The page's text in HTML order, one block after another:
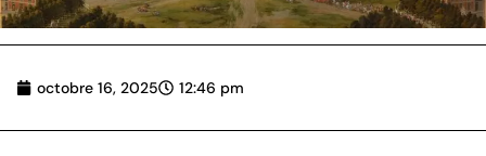
octobre 16, 2025 12:46 pm